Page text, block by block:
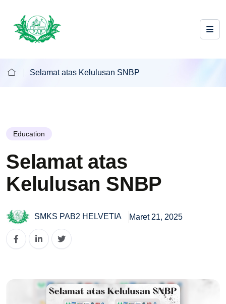
Selamat atas Kelulusan SNBP
Education
Selamat atas
Kelulusan SNBP
SMKS PAB2 HELVETIA Maret 21, 2025